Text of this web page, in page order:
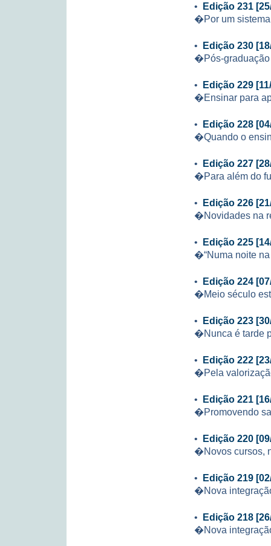
• Edição 231
�Por um
• Edição 230
�Pós-
• Edição 229
�Ensinar para
• Edição 228
�Quando o
• Edição 227
�Para além do
• Edição 226
�Novidades na
• Edição 225
�“Numa noite
• Edição 224
�Meio século
• Edição 223
�Nunca é tarde
• Edição 222
�Pela
• Edição 221
�Promovendo
• Edição 220
�Novos cursos,
• Edição 219
�Nova
• Edição 218
�Nova